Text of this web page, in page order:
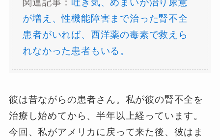
関連記事： 吐き気、めまいが治り尿意
が増え、性機能障害まで治った腎不全
患者がいれば、西洋薬の毒素で救えら
れなかった患者もいる。
彼は昔ながらの患者さん。私が彼の腎不全を
治療し始めてから、半年以上経っています。
今回、私がアメリカに戻って来た後、彼はま